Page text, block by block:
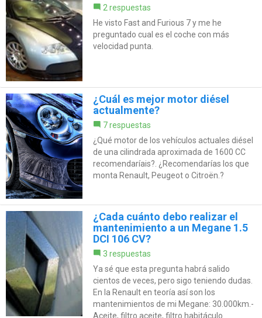
2 respuestas
He visto Fast and Furious 7 y me he
preguntado cual es el coche con más
velocidad punta.
¿Cuál es mejor motor diésel
actualmente?
7 respuestas
¿Qué motor de los vehículos actuales diésel
de una cilindrada aproximada de 1600 CC
recomendaríais?. ¿Recomendarías los que
monta Renault, Peugeot o Citroën.?
¿Cada cuánto debo realizar el
mantenimiento a un Megane 1.5
DCI 106 CV?
3 respuestas
Ya sé que esta pregunta habrá salido
cientos de veces, pero sigo teniendo dudas.
En la Renault en teoría así son los
mantenimientos de mi Megane: 30.000km.-
Aceite, filtro aceite, filtro habitáculo.